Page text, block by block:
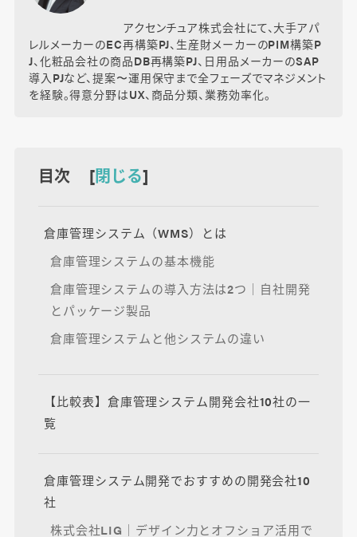
アクセンチュア株式会社にて、大手アパ
レルメーカーのEC再構築PJ、生産財メーカーのPIM構築P
J、化粧品会社の商品DB再構築PJ、日用品メーカーのSAP
導入PJなど、提案〜運用保守まで全フェーズでマネジメント
を経験。得意分野はUX、商品分類、業務効率化。
目次 [閉じる]
倉庫管理システム（WMS）とは
倉庫管理システムの基本機能
倉庫管理システムの導入方法は2つ｜自社開発
とパッケージ製品
倉庫管理システムと他システムの違い
【比較表】倉庫管理システム開発会社10社の一
覧
倉庫管理システム開発でおすすめの開発会社10
社
株式会社LIG｜デザイン力とオフショア活用で